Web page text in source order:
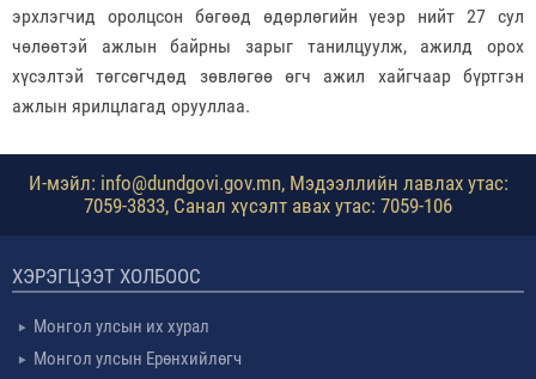
эрхлэгчид оролцсон бөгөөд өдөрлөгийн үеэр нийт 27 сул
чөлөөтэй ажлын байрны зарыг танилцуулж, ажилд орох
хүсэлтэй төгсөгчдөд зөвлөгөө өгч ажил хайгчаар бүртгэн
ажлын ярилцлагад орууллаа.
И-мэйл: info@dundgovi.gov.mn, Мэдээллийн лавлах утас:
7059-3833, Санал хүсэлт авах утас: 7059-106
ХЭРЭГЦЭЭТ ХОЛБООС
Монгол улсын их хурал
Монгол улсын Ерөнхийлөгч